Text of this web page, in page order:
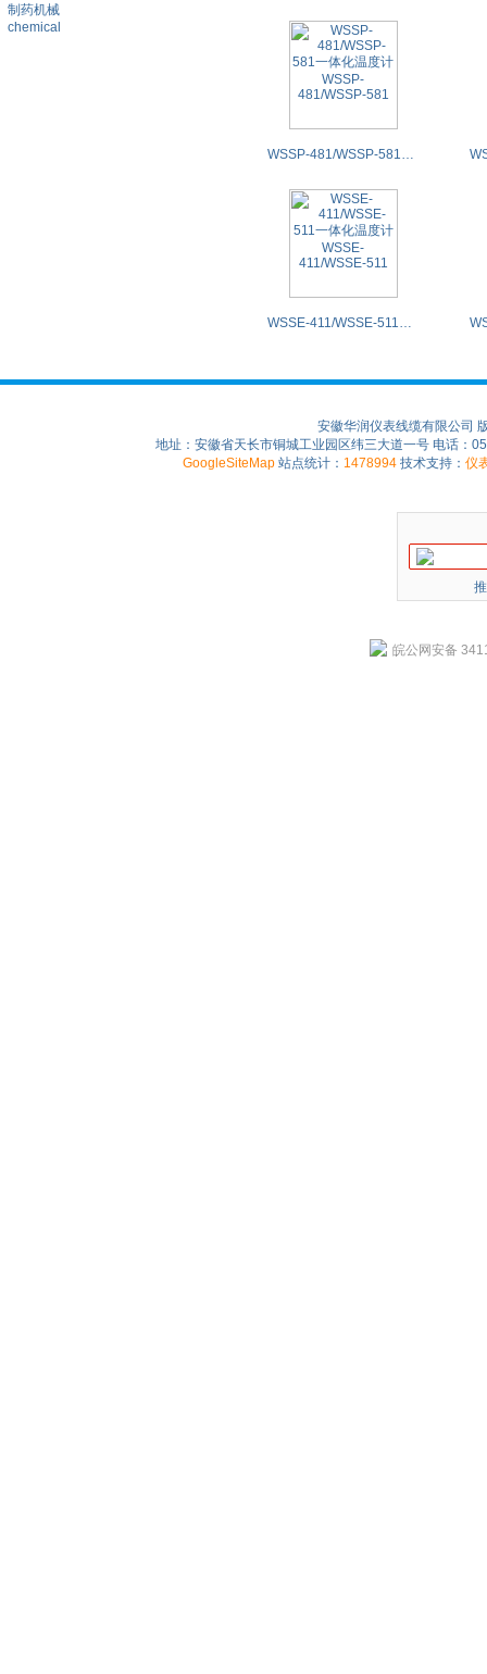
制药机械
chemical
WSSP-481/WSSP-581一体化温度计WSSP-481/WSSP-581
WSSE-411/WSSE-511一体化温度计WSSE-411/WSSE-511
安徽华润仪表线缆有限公司
地址：安徽省天长市铜城工业园区纬三大道一号 电话：
GoogleSiteMap 站点统计： 1478994 技术支持： 仪
皖公网安备